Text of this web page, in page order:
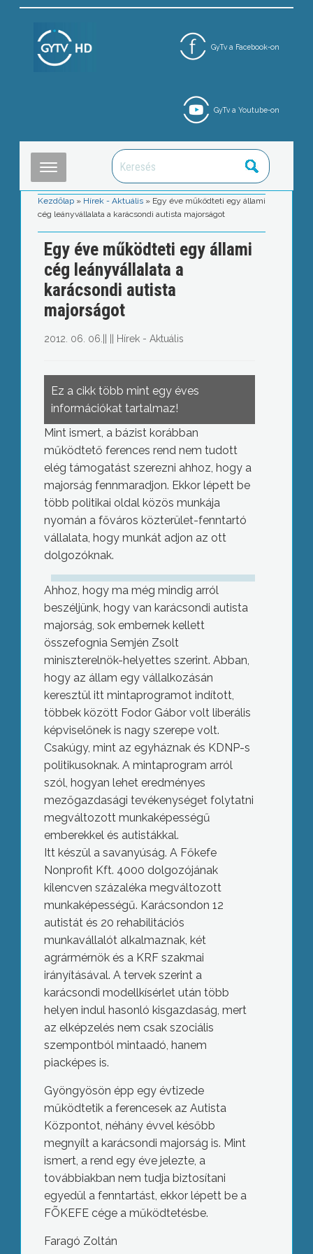
GyTv a Facebook-on
GyTv a Youtube-on
Kezdőlap » Hírek - Aktuális » Egy éve működteti egy állami
cég leányvállalata a karácsondi autista majorságot
Egy éve működteti egy állami
cég leányvállalata a
karácsondi autista
majorságot
2012. 06. 06. Hírek - Aktuális
Ez a cikk több mint egy éves
információkat tartalmaz!
Mint ismert, a bázist korábban
működtető ferences rend nem tudott
elég támogatást szerezni ahhoz, hogy a
majorság fennmaradjon. Ekkor lépett be
több politikai oldal közös munkája
nyomán a főváros közterület-fenntartó
vállalata, hogy munkát adjon az ott
dolgozóknak.
Ahhoz, hogy ma még mindig arról
beszéljünk, hogy van karácsondi autista
majorság, sok embernek kellett
összefognia Semjén Zsolt
miniszterelnök-helyettes szerint. Abban,
hogy az állam egy vállalkozásán
keresztül itt mintaprogramot indított,
többek között Fodor Gábor volt liberális
képviselőnek is nagy szerepe volt.
Csakúgy, mint az egyháznak és KDNP-s
politikusoknak. A mintaprogram arról
szól, hogyan lehet eredményes
mezőgazdasági tevékenységet folytatni
megváltozott munkaképességű
emberekkel és autistákkal.
Itt készül a savanyúság. A Főkefe
Nonprofit Kft. 4000 dolgozójának
kilencven százaléka megváltozott
munkaképességű. Karácsondon 12
autistát és 20 rehabilitációs
munkavállalót alkalmaznak, két
agrármérnök és a KRF szakmai
irányításával. A tervek szerint a
karácsondi modellkísérlet után több
helyen indul hasonló kisgazdaság, mert
az elképzelés nem csak szociális
szempontból mintaadó, hanem
piacképes is.
Gyöngyösön épp egy évtizede
működtetik a ferencesek az Autista
Központot, néhány évvel később
megnyílt a karácsondi majorság is. Mint
ismert, a rend egy éve jelezte, a
továbbiakban nem tudja biztosítani
egyedül a fenntartást, ekkor lépett be a
FÕKEFE cége a működtetésbe.
Faragó Zoltán